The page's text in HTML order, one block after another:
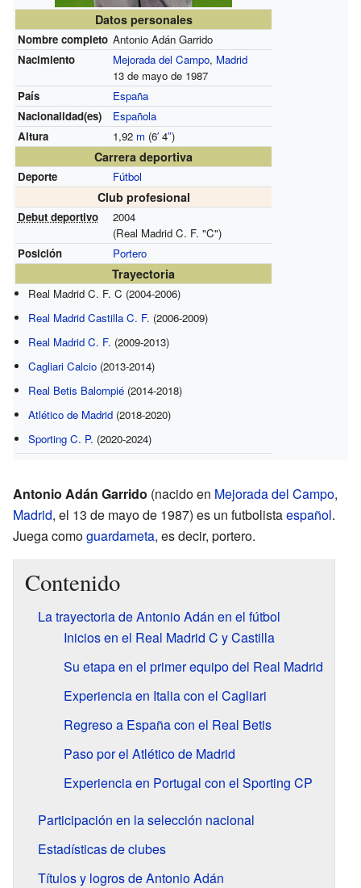
Datos personales
Nombre completo Antonio Adán Garrido
Nacimiento
Mejorada del Campo, Madrid
13 de mayo de 1987
País
España
Nacionalidad(es)
Española
Altura
1,92 m (6′4″)
Carrera deportiva
Deporte Fútbol
Club profesional
Debut deportivo
2004
(Real Madrid C. F. "C")
Posición
Portero
Trayectoria
Real Madrid C. F. C (2004-2006)
Real Madrid Castilla C. F. (2006-2009)
Real Madrid C. F. (2009-2013)
Cagliari Calcio (2013-2014)
Real Betis Balompié (2014-2018)
Atlético de Madrid (2018-2020)
Sporting C. P. (2020-2024)
Antonio Adán Garrido (nacido en Mejorada del Campo,
Madrid, el 13 de mayo de 1987) es un futbolistaespañol.
Juega comoguardameta, es decir, portero.
Contenido
La trayectoria de Antonio Adán en el fútbol
Inicios en el Real Madrid C y Castilla
Su etapa en el primer equipo del Real Madrid
Experiencia en Italia con el Cagliari
Regreso a España con el Real Betis
Paso por el Atlético de Madrid
Experiencia en Portugal con el Sporting CP
Participación en la selección nacional
Estadísticas de clubes
Títulos y logros de Antonio Adán